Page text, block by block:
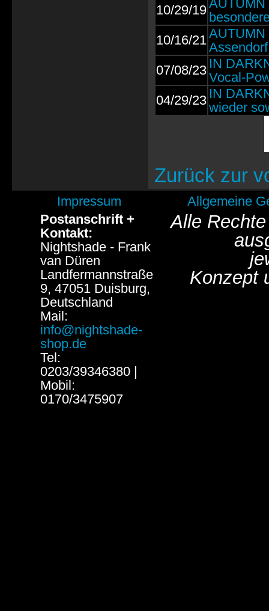
10/29/19AUTUMN
10/16/21AUTUMN
Assendorf
07/08/23 IN
Vocal-
04/29/23 IN
wieder
Zurück zur
Impressum
Allgemeine
Postanschrift +
Kontakt:
Nightshade - Frank
van Düren
Landfermannstraße
9, 47051 Duisburg,
Deutschland
Mail:
info@nightshade-
shop.de
Tel:
0203/39346380 |
Mobil:
0170/3475907
Alle
Konzept